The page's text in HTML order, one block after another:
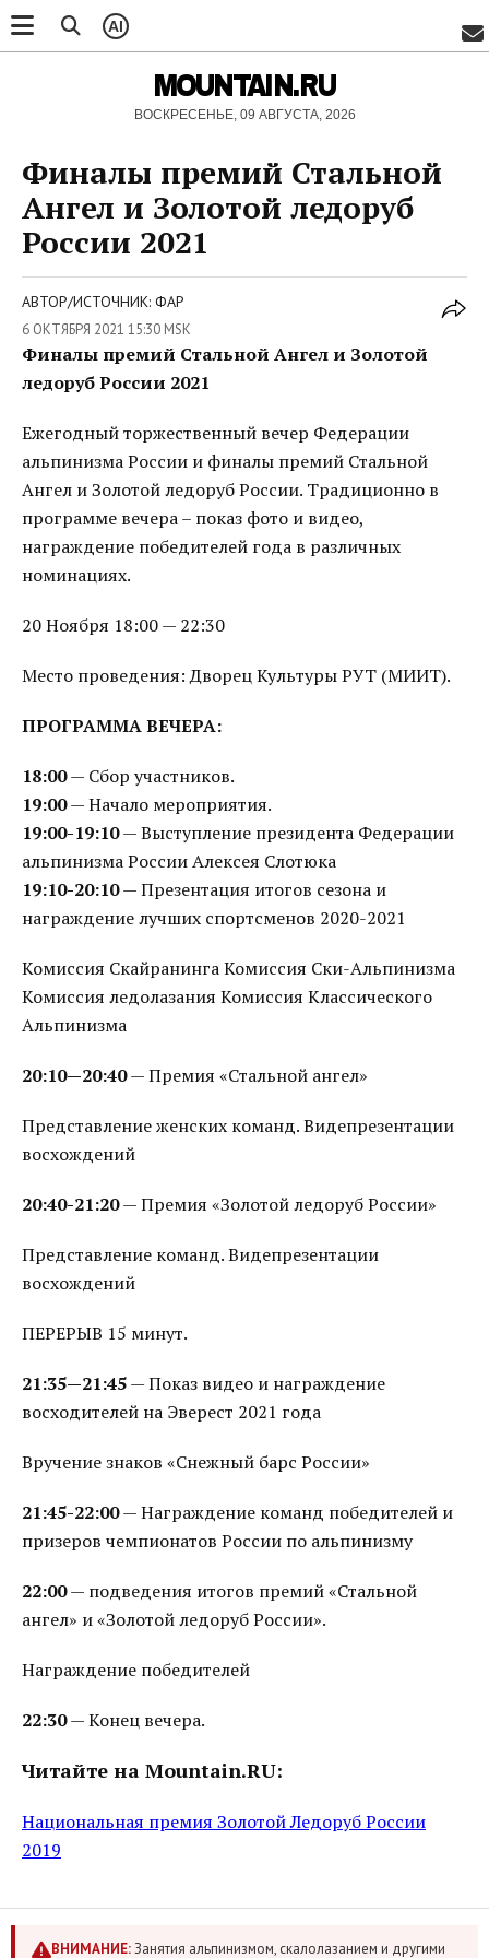
AI
MOUNTAIN.RU
ВОСКРЕСЕНЬЕ, 09 АВГУСТА, 2026
Финалы премий Стальной
Ангел и Золотой ледоруб
России 2021
АВТОР/ИСТОЧНИК: ФАР
6 ОКТЯБРЯ 2021 15:30 MSK
Финалы премий Стальной Ангел и Золотой
ледоруб России 2021
Ежегодный торжественный вечер Федерации
альпинизма России и финалы премий Стальной
Ангел и Золотой ледоруб России. Традиционно в
программе вечера – показ фото и видео,
награждение победителей года в различных
номинациях.
20 Ноября 18:00 — 22:30
Место проведения: Дворец Культуры РУТ (МИИТ).
ПРОГРАММА ВЕЧЕРА:
18:00— Сбор участников.
19:00— Начало мероприятия.
19:00-19:10— Выступление президента Федерации
альпинизма России Алексея Слотюка
19:10-20:10— Презентация итогов сезона и
награждение лучших спортсменов 2020-2021
Комиссия Скайранинга Комиссия Ски-Альпинизма
Комиссия ледолазания Комиссия Классического
Альпинизма
20:10—20:40— Премия «Стальной ангел»
Представление женских команд. Видепрезентации
восхождений
20:40-21:20— Премия «Золотой ледоруб России»
Представление команд. Видепрезентации
восхождений
ПЕРЕРЫВ 15 минут.
21:35—21:45— Показ видео и награждение
восходителей на Эверест 2021 года
Вручение знаков «Снежный барс России»
21:45-22:00— Награждение команд победителей и
призеров чемпионатов России по альпинизму
22:00— подведения итогов премий «Стальной
ангел» и «Золотой ледоруб России».
Награждение победителей
22:30— Конец вечера.
Читайте на Mountain.RU:
Национальная премия Золотой Ледоруб России
2019
ВНИМАНИЕ:Занятия альпинизмом, скалолазанием и другими